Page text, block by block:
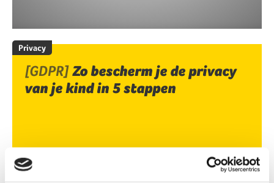
Privacy
[GDPR]Zo bescherm je de privacy
van je kind in 5 stappen